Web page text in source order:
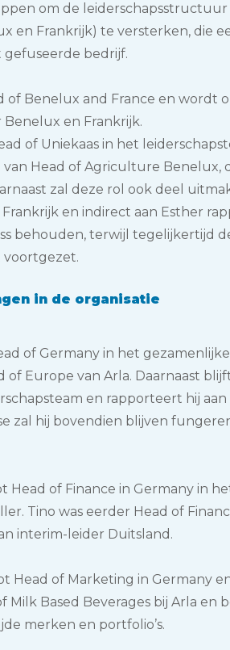
om de
en Frankrijk) te versterken, die
gefuseerde bedrijf.
of Benelux and France en wordt
Benelux en Frankrijk.
of Uniekaas in het
Head of Agriculture Benelux,
zal deze rol ook deel
en indirect aan Esther
behouden, terwijl tegelijkertijd
voortgezet.
in de organisatie
of Germany in het
Europe van Arla. Daarnaast
en rapporteert hij aan
zal hij bovendien blijven
of Finance in Germany in
Tino was eerder Head of
interim-leider Duitsland.
Head of Marketing in Germany
Milk Based Beverages bij Arla en
merken en portfolio’s.